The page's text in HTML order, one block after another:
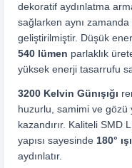
dekoratif aydınlatma
sağlarken aynı
geliştirilmiştir. Düşük
540 lümen parlaklık
yüksek enerji tasarrufu
3200 Kelvin Günışığı
huzurlu, samimi ve
kazandırır. Kaliteli SMD
yapısı sayesinde 180°
aydınlatır.